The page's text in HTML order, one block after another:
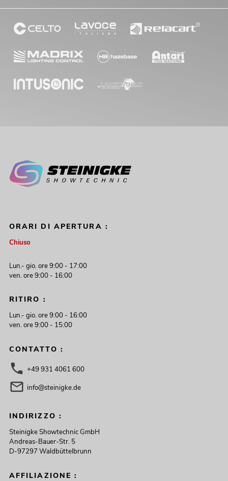
ORARI DI APERTURA :
Chiuso
Lun.- gio. ore 9:00 - 17:00
ven. ore 9:00 - 16:00
RITIRO :
Lun.- gio. ore 9:00 - 16:00
ven. ore 9:00 - 15:00
CONTATTO :
+49 931 4061 600
info@steinigke.de
INDIRIZZO :
Steinigke Showtechnic GmbH
Andreas-Bauer-Str. 5
D-97297 Waldbüttelbrunn
AFFILIAZIONE :